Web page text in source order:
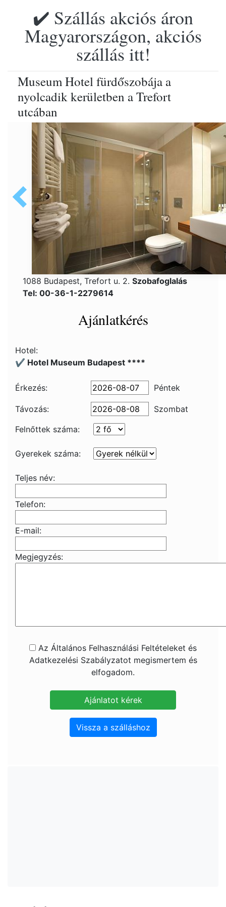
✔️ Szállás akciós áron
Magyarországon, akciós
szállás itt!
Museum Hotel fürdőszobája a
nyolcadik kerületben a Trefort
utcában
1088 Budapest, Trefort u. 2. Szobafoglalás
Tel: 00-36-1-2279614
Ajánlatkérés
Hotel:
✔️ Hotel Museum Budapest ****
Érkezés: Péntek
Távozás:
Szombat
Felnőttek száma:
Gyerekek száma:
Teljes név:
Telefon:
E-mail:
Megjegyzés:
Az Általános Felhasználási Feltételeket és
Adatkezelési Szabályzatot megismertem és
elfogadom.
Vissza a szálláshoz